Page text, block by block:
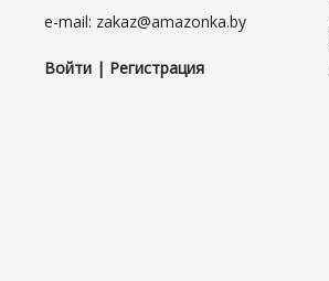
e-mail: zakaz@amazonka.by
Войти | Регистрация